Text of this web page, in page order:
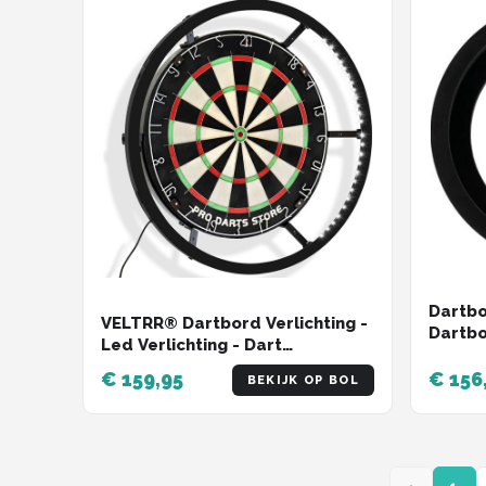
VELTRR® Dartbord Verlichting -
Led Verlichting - Dart
€ 159,95 BEKIJK OP BOL
cm;
€